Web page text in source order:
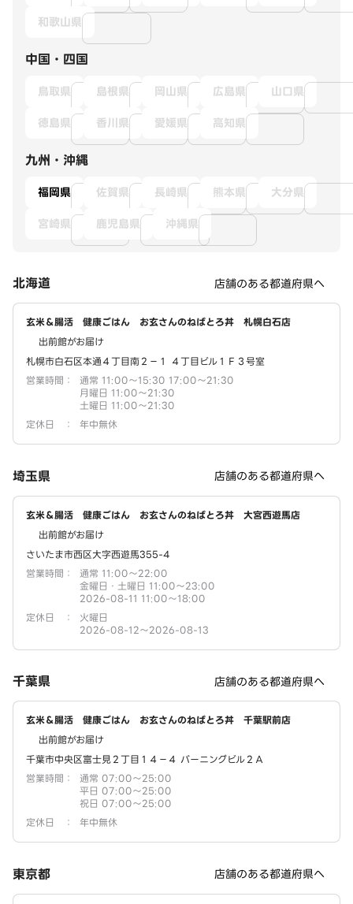
和歌山県
中国・四国
鳥取県 島根県 岡山県 広島県
山口県
徳島県
香川県 愛媛県 高知県
九州・沖縄
福岡県 佐賀県 長崎県 熊本県
大分県
宮崎県
鹿児島県 沖縄県
北海道 店舗のある都道府県へ
玄米＆腸活 健康ごはん お玄さんのねばとろ丼 札幌白石店
出前館がお届け
札幌市白石区本通４丁目南２－１ ４丁目ビル１Ｆ３号室
営業時間 ：
通常 11:00～15:30 17:00～21:30
月曜日 11:00～21:30
土曜日 11:00～21:30
定休日
： 年中無休
埼玉県 店舗のある都道府県へ
玄米＆腸活 健康ごはん お玄さんのねばとろ丼 大宮西遊馬店
出前館がお届け
さいたま市西区大字西遊馬355-4
営業時間 ：
通常 11:00～22:00
金曜日・土曜日 11:00～23:00
2026-08-11 11:00～18:00
定休日
：
火曜日
2026-08-12～2026-08-13
千葉県 店舗のある都道府県へ
玄米＆腸活 健康ごはん お玄さんのねばとろ丼 千葉駅前店
出前館がお届け
千葉市中央区富士見２丁目１４－４ バーニングビル２Ａ
営業時間 ：
通常 07:00～25:00
平日 07:00～25:00
祝日 07:00～25:00
定休日
： 年中無休
東京都 店舗のある都道府県へ